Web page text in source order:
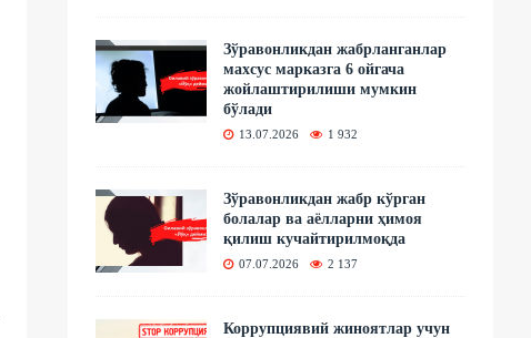
Зўравонликдан жабрланганлар
махсус марказга 6 ойгача
жойлаштирилиши мумкин
бўлади
13.07.2026 1 932
Зўравонликдан жабр кўрган
болалар ва аёлларни ҳимоя
қилиш кучайтирилмоқда
07.07.2026 2 137
Коррупциявий жиноятлар учун